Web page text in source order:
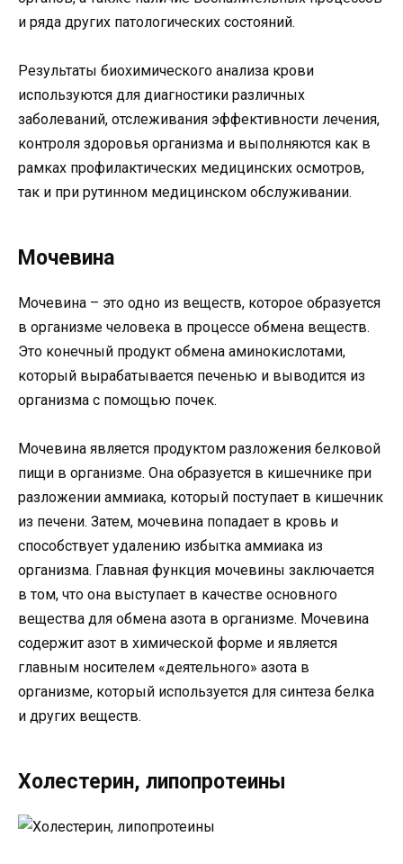
и ряда других патологических состояний.
Результаты биохимического анализа крови
используются для диагностики различных
заболеваний, отслеживания эффективности лечения,
контроля здоровья организма и выполняются как в
рамках профилактических медицинских осмотров,
так и при рутинном медицинском обслуживании.
Мочевина
Мочевина – это одно из веществ, которое образуется
в организме человека в процессе обмена веществ.
Это конечный продукт обмена аминокислотами,
который вырабатывается печенью и выводится из
организма с помощью почек.
Мочевина является продуктом разложения белковой
пищи в организме. Она образуется в кишечнике при
разложении аммиака, который поступает в кишечник
из печени. Затем, мочевина попадает в кровь и
способствует удалению избытка аммиака из
организма. Главная функция мочевины заключается
в том, что она выступает в качестве основного
вещества для обмена азота в организме. Мочевина
содержит азот в химической форме и является
главным носителем «деятельного» азота в
организме, который используется для синтеза белка
и других веществ.
Холестерин, липопротеины